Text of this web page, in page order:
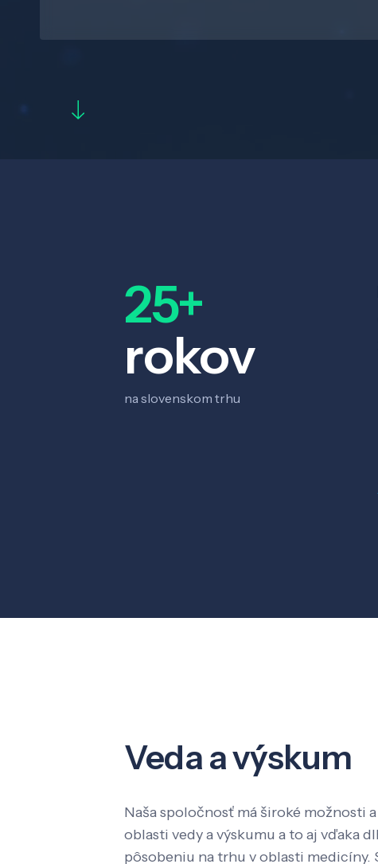
25+
rokov
na slovenskom trhu
Veda a výskum
Naša spoločnosť má široké možnosti
oblasti vedy a výskumu a to aj vďaka
pôsobeniu na trhu v oblasti medicíny.